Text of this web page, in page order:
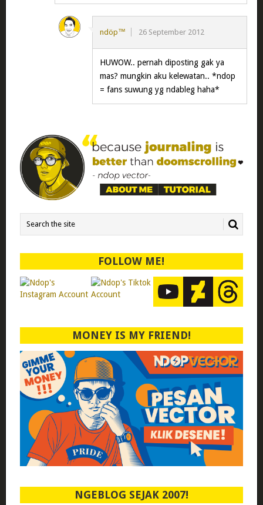
ndöp™ 26 September 2012
HUWOW.. pernah diposting gak ya
mas? mungkin aku kelewatan.. *ndop
= fans suwung yg ndableg haha*
FOLLOW ME!
MONEY IS MY FRIEND!
NGEBLOG SEJAK 2007!